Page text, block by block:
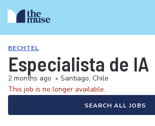
BECHTEL
Especialista de IA
2 months ago • Santiago, Chile
This job is no longer available.
SEARCH ALL JOBS